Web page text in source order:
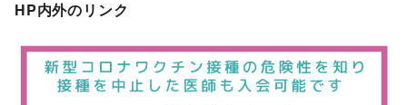
HP内外のリンク